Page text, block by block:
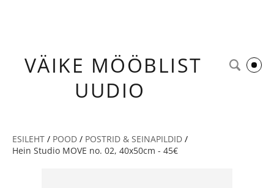
VÄIKE MÖÖBLIST
UUDIO
ESILEHT / POOD / POSTRID & SEINAPILDID /
Hein Studio MOVE no. 02, 40x50cm - 45€